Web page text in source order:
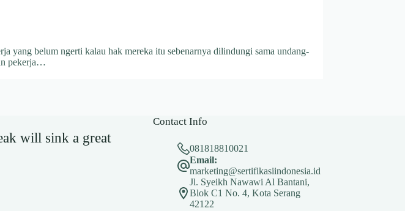
yang belum ngerti kalau hak mereka itu sebenarnya dilindungi sama undang-
pekerja…
will sink a great
Contact Info
081818810021
Email:
marketing@sertifikasiindonesia.id
Jl. Syeikh Nawawi Al Bantani,
Blok C1 No. 4, Kota Serang
42122